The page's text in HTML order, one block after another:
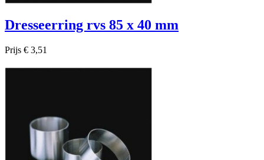
Dresseerring rvs 85 x 40 mm
Prijs € 3,51